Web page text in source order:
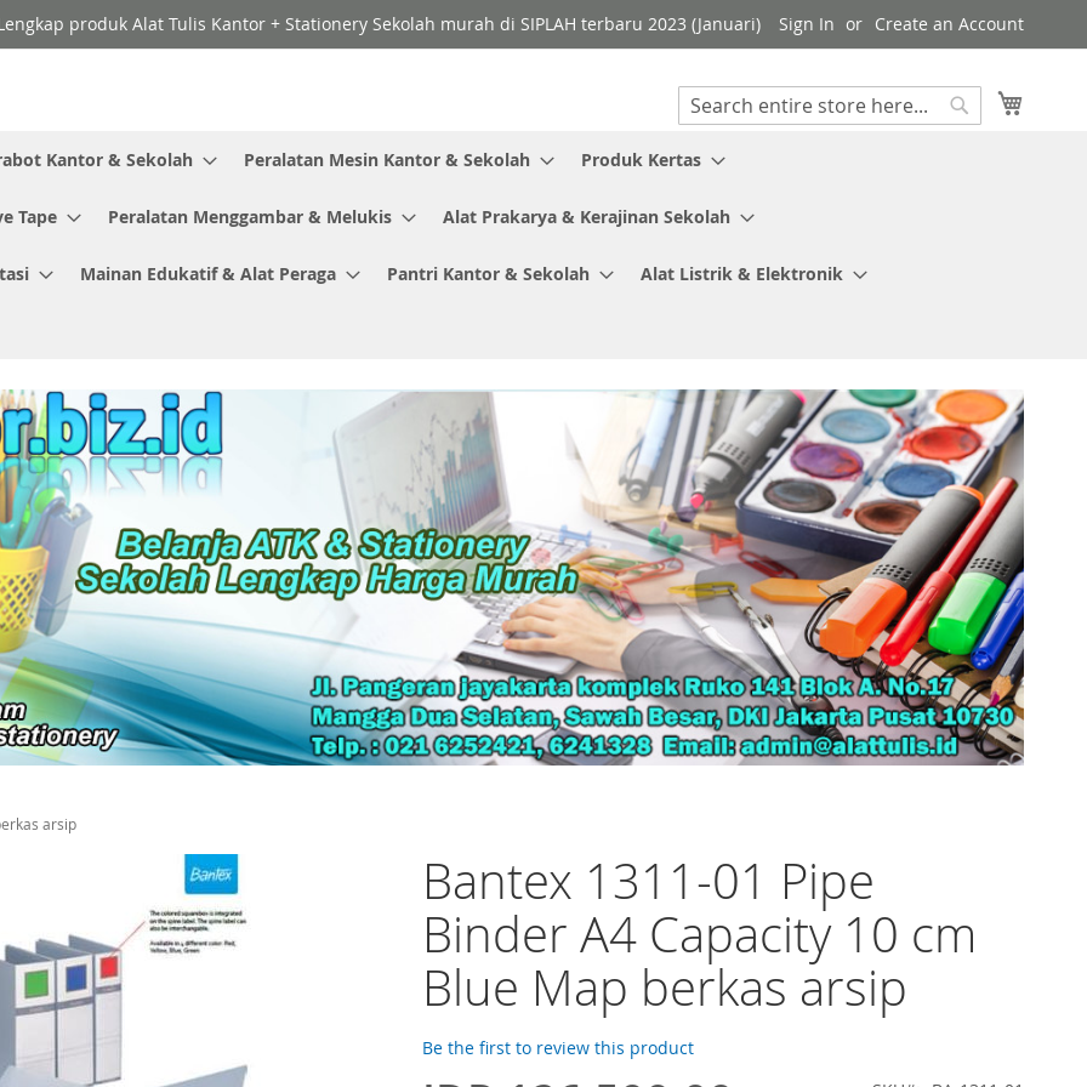
produk Alat Tulis Kantor + Stationery Sekolah murah di SIPLAH terbaru 2023 (Januari) Sign In Create an Account
Search
Kantor & Sekolah Peralatan Mesin Kantor & Sekolah Produk Kertas
Tape Peralatan Menggambar & Melukis Alat Prakarya & Kerajinan Sekolah
Mainan Edukatif & Alat Peraga Pantri Kantor & Sekolah Alat Listrik & Elektronik
arsip
Bantex 1311-01 Pipe
Binder A4 Capacity 10 cm
Blue Map berkas arsip
Be the first to review this product